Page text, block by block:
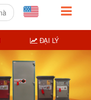
ĐẠI LÝ